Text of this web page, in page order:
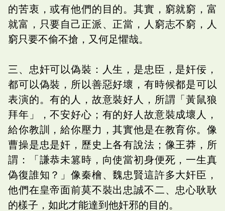
的苦衷，或有他們的目的。其實，窮就窮，富
就富，只要自己正派、正當，人窮志不窮，人
窮只要不偷不搶，又何足懼哉。
三、忠奸可以偽裝：人生，是忠臣，是奸佞，
都可以偽裝，所以善惡好壞，有時候都是可以
表演的。有的人，故意裝好人，所謂「黃鼠狼
拜年」，不安好心；有的好人故意裝成壞人，
給你教訓，給你壓力，其實他是在教育你。像
曹操是忠是奸，歷史上各有說法；像王莽，所
謂：「謙恭未篡時，向使當初身便死，一生真
偽復誰知？」像秦檜、魏忠賢這許多大奸臣，
他們在皇帝面前莫不裝出忠誠不二、忠心耿耿
的樣子，如此才能達到他奸邪的目的。